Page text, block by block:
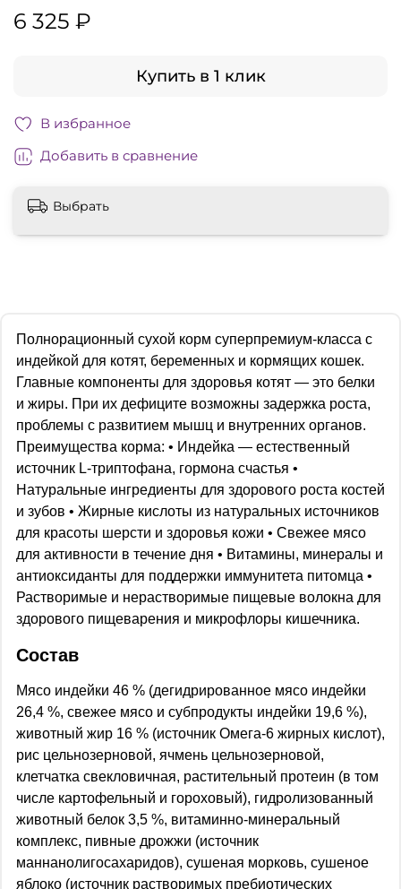
6 325 ₽
Купить в 1 клик
В избранное
Добавить в сравнение
Выбрать
Полнорационный сухой корм суперпремиум-класса с
индейкой для котят, беременных и кормящих кошек.
Главные компоненты для здоровья котят — это белки
и жиры. При их дефиците возможны задержка роста,
проблемы с развитием мышц и внутренних органов.
Преимущества корма: • Индейка — естественный
источник L-триптофана, гормона счастья •
Натуральные ингредиенты для здорового роста костей
и зубов • Жирные кислоты из натуральных источников
для красоты шерсти и здоровья кожи • Свежее мясо
для активности в течение дня • Витамины, минералы и
антиоксиданты для поддержки иммунитета питомца •
Растворимые и нерастворимые пищевые волокна для
здорового пищеварения и микрофлоры кишечника.
Состав
Мясо индейки 46 % (дегидрированное мясо индейки
26,4 %, свежее мясо и субпродукты индейки 19,6 %),
животный жир 16 % (источник Омега-6 жирных кислот),
рис цельнозерновой, ячмень цельнозерновой,
клетчатка свекловичная, растительный протеин (в том
числе картофельный и гороховый), гидролизованный
животный белок 3,5 %, витаминно-минеральный
комплекс, пивные дрожжи (источник
маннанолигосахаридов), сушеная морковь, сушеное
яблоко (источник растворимых пребиотических